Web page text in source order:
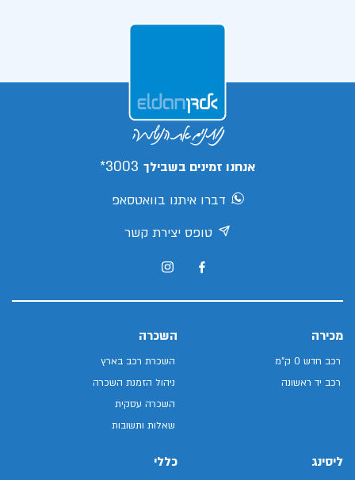
אנחנו זמינים בשבילך 3003*
דברו איתנו בוואטסאפ
טופס יצירת קשר
מכירה
רכב חדש 0 ק"מ
רכב יד ראשונה
השכרה
השכרת רכב בארץ
ניהול הזמנת השכרה
השכרה עסקית
שאלות ותשובות
ליסינג כללי